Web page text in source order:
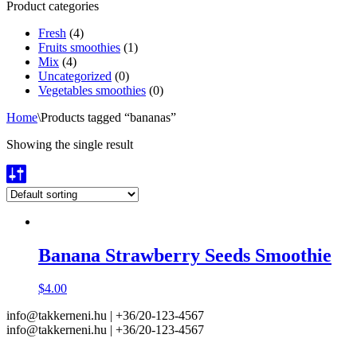
Product categories
Fresh (4)
Fruits smoothies (1)
Mix (4)
Uncategorized (0)
Vegetables smoothies (0)
Home\Products tagged “bananas”
Showing the single result
Banana Strawberry Seeds Smoothie
$4.00
info@takkerneni.hu | +36/20-123-4567
info@takkerneni.hu | +36/20-123-4567